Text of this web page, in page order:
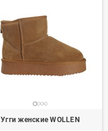
Угги женские WOLLEN